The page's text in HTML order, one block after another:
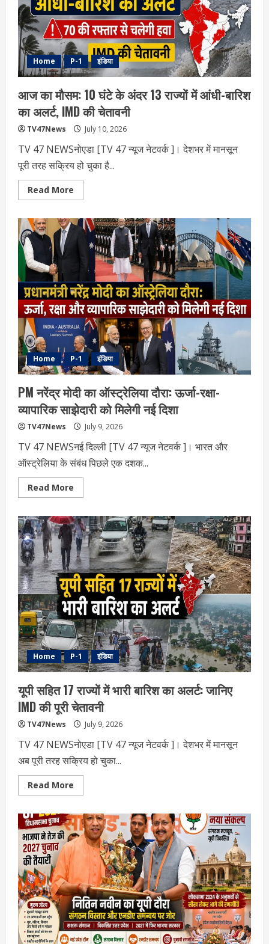
ने
प्रशासनिक
आदेश
को
द‍िखाया
ठेंगा
Home P-1 इंडिया
आज का मौसम: 10 घंटे के अंदर 13 राज्यों में आंधी-बारिश
का अलर्ट, IMD की चेतावनी
TV47News July 10, 2026
TV 47 NEWSनोएडा [TV 47 न्‍यूज नेटवर्क ]। देशभर में मानसून
पूरी तरह सक्रिय हो चुका है...
Read More
more
का
मौसम:
10
राज्यों
में
आंधी-
बारिश
का
अलर्ट,
IMD
की
चेतावनी
Home P-1 इंडिया
PM नरेंद्र मोदी का ऑस्ट्रेलिया दौरा: ऊर्जा-रक्षा-
व्यापारिक साझेदारी को मिलेगी नई दिशा
TV47News July 9, 2026
TV 47 NEWSनई दिल्‍ली [TV 47 न्‍यूज नेटवर्क ]। भारत और
ऑस्ट्रेलिया के संबंध पिछले एक दशक...
Read More
more
नरेंद्र
मोदी
का
ऑस्ट्रेलिया
दौरा:
ऊर्जा-
रक्षा-
व्यापारिक
साझेदारी
को
मिलेगी
नई
दिशा
Home P-1 इंडिया
यूपी सहित 17 राज्यों में भारी बारिश का अलर्ट: जानिए
IMD की पूरी चेतावनी
TV47News July 9, 2026
TV 47 NEWSनोएडा [TV 47 न्‍यूज नेटवर्क ]। देशभर में मानसून
अब पूरी तरह सक्रिय हो चुका...
Read More
more
सहित
17
राज्यों
में
भारी
बारिश
अलर्ट:
जानिए
IMD
की
पूरी
चेतावनी